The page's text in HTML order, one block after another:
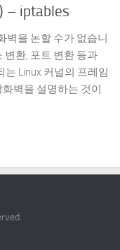
– iptables
벽을 논할 수가 없습니
변환, 포트 변환 등과
Linux 커널의 프레임
벽을 설명하는 것이